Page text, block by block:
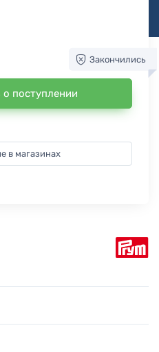
Закончились
поступлении
в магазинах